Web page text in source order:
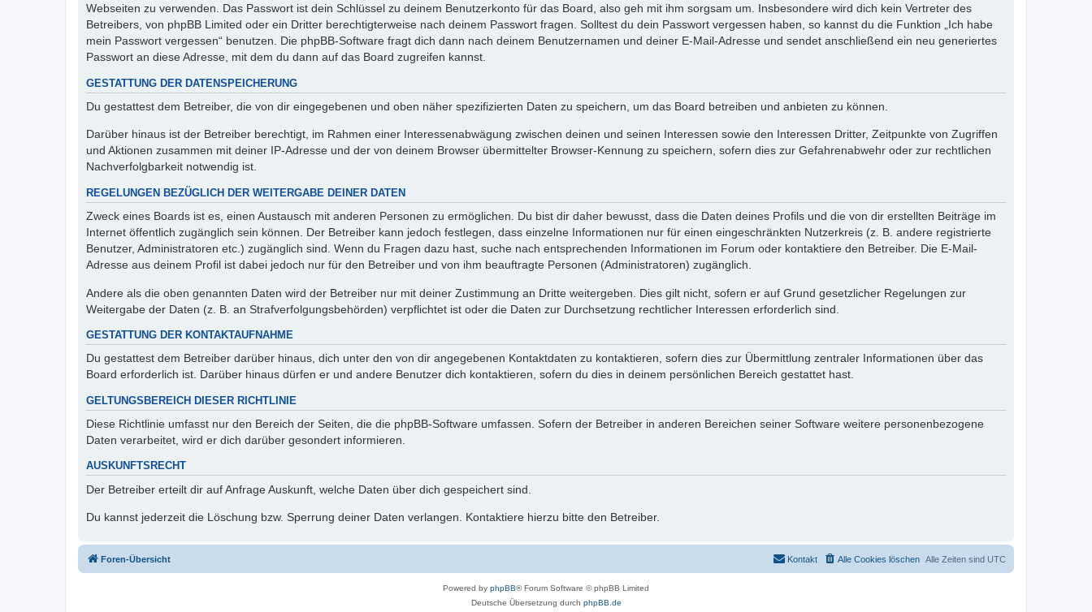
Webseiten zu verwenden. Das Passwort ist dein Schlüssel zu deinem Benutzerkonto für das Board, also geh mit ihm sorgsam um. Insbesondere wird dich kein Vertreter des
Betreibers, von phpBB Limited oder ein Dritter berechtigterweise nach deinem Passwort fragen. Solltest du dein Passwort vergessen haben, so kannst du die Funktion „Ich habe
mein Passwort vergessen“ benutzen. Die phpBB-Software fragt dich dann nach deinem Benutzernamen und deiner E-Mail-Adresse und sendet anschließend ein neu generiertes
Passwort an diese Adresse, mit dem du dann auf das Board zugreifen kannst.
GESTATTUNG DER DATENSPEICHERUNG
Du gestattest dem Betreiber, die von dir eingegebenen und oben näher spezifizierten Daten zu speichern, um das Board betreiben und anbieten zu können.
Darüber hinaus ist der Betreiber berechtigt, im Rahmen einer Interessenabwägung zwischen deinen und seinen Interessen sowie den Interessen Dritter, Zeitpunkte von Zugriffen
und Aktionen zusammen mit deiner IP-Adresse und der von deinem Browser übermittelter Browser-Kennung zu speichern, sofern dies zur Gefahrenabwehr oder zur rechtlichen
Nachverfolgbarkeit notwendig ist.
REGELUNGEN BEZÜGLICH DER WEITERGABE DEINER DATEN
Zweck eines Boards ist es, einen Austausch mit anderen Personen zu ermöglichen. Du bist dir daher bewusst, dass die Daten deines Profils und die von dir erstellten Beiträge im
Internet öffentlich zugänglich sein können. Der Betreiber kann jedoch festlegen, dass einzelne Informationen nur für einen eingeschränkten Nutzerkreis (z. B. andere registrierte
Benutzer, Administratoren etc.) zugänglich sind. Wenn du Fragen dazu hast, suche nach entsprechenden Informationen im Forum oder kontaktiere den Betreiber. Die E-Mail-
Adresse aus deinem Profil ist dabei jedoch nur für den Betreiber und von ihm beauftragte Personen (Administratoren) zugänglich.
Andere als die oben genannten Daten wird der Betreiber nur mit deiner Zustimmung an Dritte weitergeben. Dies gilt nicht, sofern er auf Grund gesetzlicher Regelungen zur
Weitergabe der Daten (z. B. an Strafverfolgungsbehörden) verpflichtet ist oder die Daten zur Durchsetzung rechtlicher Interessen erforderlich sind.
GESTATTUNG DER KONTAKTAUFNAHME
Du gestattest dem Betreiber darüber hinaus, dich unter den von dir angegebenen Kontaktdaten zu kontaktieren, sofern dies zur Übermittlung zentraler Informationen über das
Board erforderlich ist. Darüber hinaus dürfen er und andere Benutzer dich kontaktieren, sofern du dies in deinem persönlichen Bereich gestattet hast.
GELTUNGSBEREICH DIESER RICHTLINIE
Diese Richtlinie umfasst nur den Bereich der Seiten, die die phpBB-Software umfassen. Sofern der Betreiber in anderen Bereichen seiner Software weitere personenbezogene
Daten verarbeitet, wird er dich darüber gesondert informieren.
AUSKUNFTSRECHT
Der Betreiber erteilt dir auf Anfrage Auskunft, welche Daten über dich gespeichert sind.
Du kannst jederzeit die Löschung bzw. Sperrung deiner Daten verlangen. Kontaktiere hierzu bitte den Betreiber.
Foren-Übersicht Alle Zeiten sind UTC
Alle Cookies löschen
Kontakt
Powered by phpBB® Forum Software © phpBB Limited
Deutsche Übersetzung durch phpBB.de